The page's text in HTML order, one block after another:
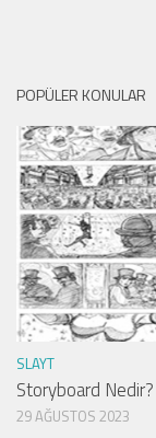
POPÜLER KONULAR
SLAYT
Storyboard Nedir?
29 AĞUSTOS 2023